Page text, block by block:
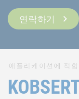
연락하기
애플리케이션에 적